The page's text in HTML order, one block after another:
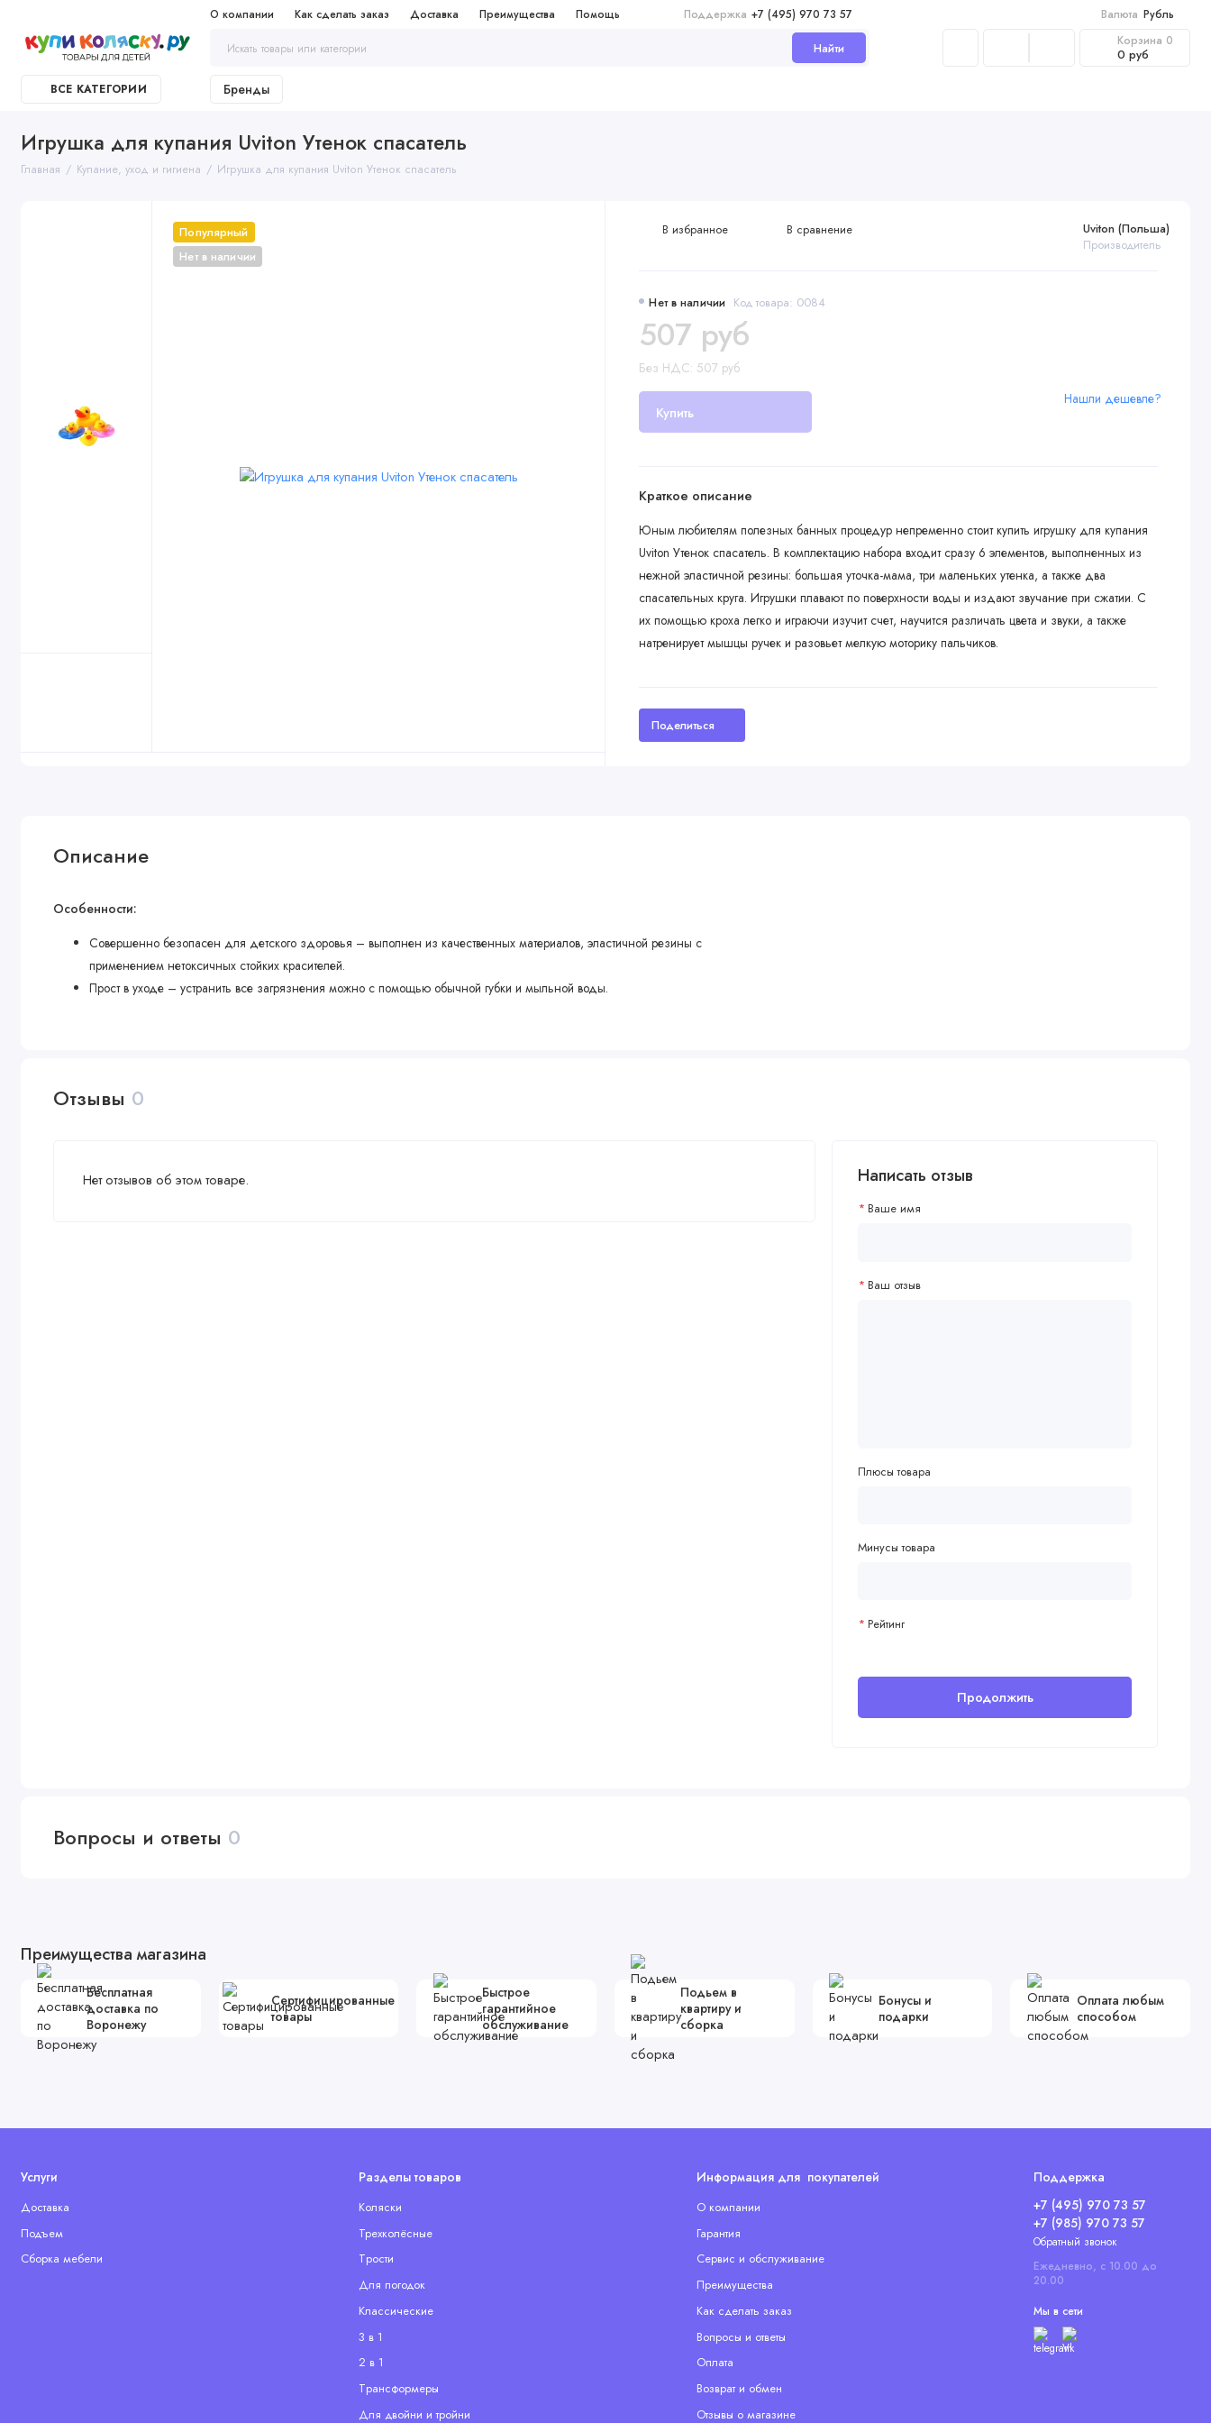
О компании Как сделать заказ Доставка Преимущества Помощь Поддержка +7 (495) 970 73 57 Валюта Рубль
Найти Корзина 0
0 руб
ВСЕ КАТЕГОРИИ Бренды
Игрушка для купания Uviton Утенок спасатель
Главная Купание, уход и гигиена Игрушка для купания Uviton Утенок спасатель
Популярный
Нет в наличии
Нет в наличии Код товара: 0084
Uviton (Польша)
Производитель
507 руб
Без НДС: 507 руб
Купить
Нашли дешевле?
В избранное В сравнение
Краткое описание
Юным любителям полезных банных процедур непременно стоит купить игрушку для купания
Uviton Утенок спасатель. В комплектацию набора входит сразу 6 элементов, выполненных из
нежной эластичной резины: большая уточка-мама, три маленьких утенка, а также два
спасательных круга. Игрушки плавают по поверхности воды и издают звучание при сжатии. С
их помощью кроха легко и играючи изучит счет, научится различать цвета и звуки, а также
натренирует мышцы ручек и разовьет мелкую моторику пальчиков.
Поделиться
Описание
Особенности:
Совершенно безопасен для детского здоровья – выполнен из качественных материалов, эластичной резины с
применением нетоксичных стойких красителей.
Прост в уходе – устранить все загрязнения можно с помощью обычной губки и мыльной воды.
Отзывы 0
Нет отзывов об этом товаре. Написать отзыв
Ваше имя
Ваш отзыв
Плюсы товара
Минусы товара
Рейтинг
Продолжить
Вопросы и ответы 0
Преимущества магазина
Бесплатная
доставка по
Воронежу
Сертифицированные
товары
Быстрое
гарантийное
обслуживание
Подьем в
квартиру и
сборка
Бонусы и
подарки
Оплата любым
способом
Услуги
Доставка
Подъем
Сборка мебели
Разделы товаров
Коляски
Трехколёсные
Tрости
Для погодок
Классические
3 в 1
2 в 1
Tрансформеры
Для двойни и тройни
Информация для покупателей
О компании
Гарантия
Сервис и обслуживание
Преимущества
Как сделать заказ
Вопросы и ответы
Оплата
Возврат и обмен
Отзывы о магазине
Поддержка
+7 (495) 970 73 57
+7 (985) 970 73 57
Обратный звонок
Ежедневно, с 10.00 до
20.00
Мы в сети